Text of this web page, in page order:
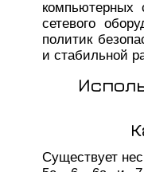
компьютерных
сетевого
политик
и стабильной
Существует